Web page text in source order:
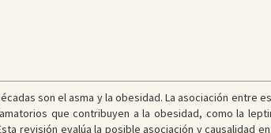
son el asma y la obesidad. La asociación entre
que contribuyen a la obesidad, como la
revisión evalúa la posible asociación y causalidad